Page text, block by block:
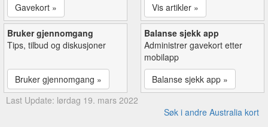
Gavekort »
Vis artikler »
Bruker gjennomgang
Tips, tilbud og diskusjoner
Bruker gjennomgang »
Balanse sjekk app
Administrer gavekort etter
mobilapp
Balanse sjekk app »
Last Update: lørdag 19. mars 2022
Søk i andre Australia kort